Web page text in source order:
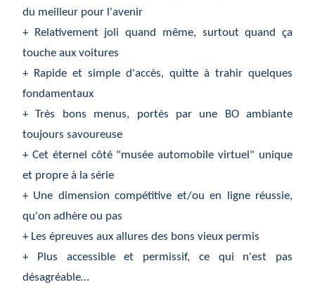
du meilleur pour l'avenir
+ Relativement joli quand même, surtout quand ça
touche aux voitures
+ Rapide et simple d'accès, quitte à trahir quelques
fondamentaux
+ Très bons menus, portés par une BO ambiante
toujours savoureuse
+ Cet éternel côté "musée automobile virtuel" unique
et propre à la série
+ Une dimension compétitive et/ou en ligne réussie,
qu'on adhère ou pas
+ Les épreuves aux allures des bons vieux permis
+ Plus accessible et permissif, ce qui n'est pas
désagréable…